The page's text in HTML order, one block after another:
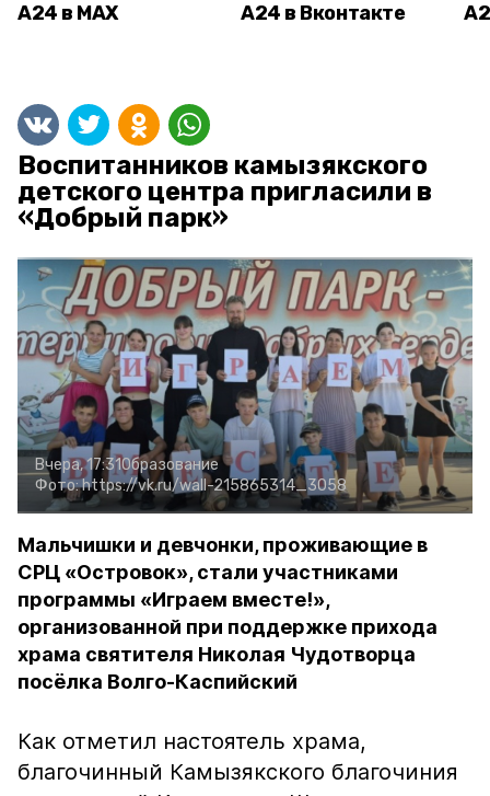
А24 в MAX А24 в Вконтакте
Воспитанников камызякского
детского центра пригласили в
«Добрый парк»
Вчера, 17:31Образование
Фото:https://vk.ru/wall-215865314_3058
Мальчишки и девчонки, проживающие в
СРЦ «Островок», стали участниками
программы «Играем вместе!»,
организованной при поддержке прихода
храма святителя Николая Чудотворца
посёлка Волго-Каспийский
Как отметил настоятель храма,
благочинный Камызякского благочиния